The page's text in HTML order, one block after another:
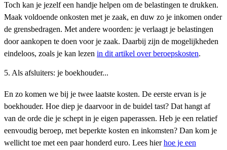
Toch kan je jezelf een handje helpen om de belastingen te drukken.
Maak voldoende onkosten met je zaak, en duw zo je inkomen onder
de grensbedragen. Met andere woorden: je verlaagt je belastingen
door aankopen te doen voor je zaak. Daarbij zijn de mogelijkheden
eindeloos, zoals je kan lezen in dit artikel over beroepskosten.
5. Als afsluiters: je boekhouder...
En zo komen we bij je twee laatste kosten. De eerste ervan is je
boekhouder. Hoe diep je daarvoor in de buidel tast? Dat hangt af
van de orde die je schept in je eigen paperassen. Heb je een relatief
eenvoudig beroep, met beperkte kosten en inkomsten? Dan kom je
wellicht toe met een paar honderd euro. Lees hierhoe je een